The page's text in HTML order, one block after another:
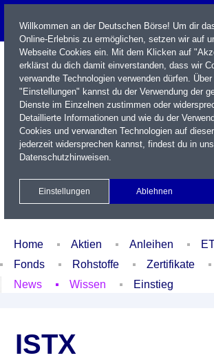
Name / WKN / ISIN / Kürzel
Xetra Realtime
Watchlist Portfolio
Home Aktien Anleihen
Fonds
Rohstoffe Zertifikate
News
Wissen Einstieg
ISTX
Willkommen an der Deutschen Börse! Um dir
Online-Erlebnis zu ermöglichen, setzen wir auf
Webseite Cookies ein. Mit dem Klicken auf
erklärst du dich damit einverstanden, dass wir
verwandte Technologien verwenden dürfen.
"Einstellungen" kannst du der Verwendung der
Dienste im Einzelnen zustimmen oder
Detaillierte Informationen und wie du der
Cookies und verwandten Technologien auf
jederzeit widersprechen kannst, findest du in
Datenschutzhinweisen.
Einstellungen Ablehnen